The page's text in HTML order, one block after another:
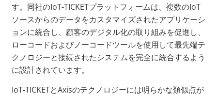
す。同社のIoT-TICKETプラットフォームは、複数のIoT
ソースからのデータをカスタマイズされたアプリケーシ
ョンに統合し、顧客のデジタル化の取り組みを促進し、
ローコードおよびノーコードツールを使用して最先端テ
クノロジーと接続されたシステムを完全に統合するよう
に設計されています。
IoT-TICKETとAxisのテクノロジーには明らかな類似点が